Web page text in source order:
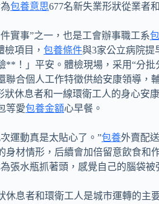
包養意思677名新失業形狀從業者
實事”之一，也是工會辦事職工系
項目， 包養條件與3家公立病院提
！」平安。體檢現場，采用“分
合個人工作特徵供給安康領導
休息者和一線環衛工人的身心安
等愛包養金額心早餐。
運動真是太貼心了。”包養外賣配
材情形，后續會加倍留意飲食和
張水瓶抓著頭，感覺自己的腦袋
休息者和環衛工人是城市運轉的主